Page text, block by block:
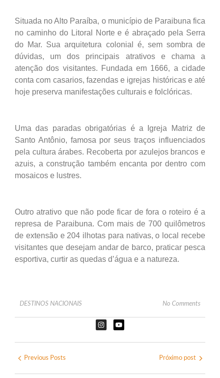
Situada no Alto Paraíba, o município de Paraibuna fica
no caminho do Litoral Norte e é abraçado pela Serra
do Mar. Sua arquitetura colonial é, sem sombra de
dúvidas, um dos principais atrativos e chama a
atenção dos visitantes. Fundada em 1666, a cidade
conta com casarios, fazendas e igrejas históricas e até
hoje preserva manifestações culturais e folclóricas.
Uma das paradas obrigatórias é a Igreja Matriz de
Santo Antônio, famosa por seus traços influenciados
pela cultura árabes. Recoberta por azulejos brancos e
azuis, a construção também encanta por dentro com
mosaicos e lustres.
Outro atrativo que não pode ficar de fora o roteiro é a
represa de Paraibuna. Com mais de 700 quilômetros
de extensão e 204 ilhotas para nativas, o local recebe
visitantes que desejam andar de barco, praticar pesca
esportiva, curtir as quedas d’água e a natureza.
DESTINOS NACIONAIS No Comments
Previous Posts Próximo post